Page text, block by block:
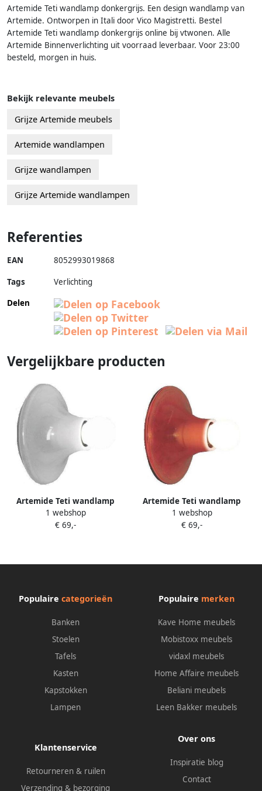
Artemide Teti wandlamp donkergrijs. Een design wandlamp van
Artemide. Ontworpen in Itali door Vico Magistretti. Bestel
Artemide Teti wandlamp donkergrijs online bij vtwonen. Alle
Artemide Binnenverlichting uit voorraad leverbaar. Voor 23:00
besteld, morgen in huis.
Bekijk relevante meubels
Grijze Artemide meubels
Artemide wandlampen
Grijze wandlampen
Grijze Artemide wandlampen
Referenties
EAN 8052993019868
Tags
Verlichting
Delen
Vergelijkbare producten
Artemide Teti wandlamp
transparant
1 webshop
€ 69,-
Artemide Teti wandlamp
transparant oranje
1 webshop
€ 69,-
Populaire categorieën
Banken
Stoelen
Tafels
Kasten
Kapstokken
Lampen
Populaire merken
Kave Home meubels
Mobistoxx meubels
vidaxl meubels
Home Affaire meubels
Beliani meubels
Leen Bakker meubels
Klantenservice
Retourneren & ruilen
Verzending & bezorging
Over ons
Inspiratie blog
Contact